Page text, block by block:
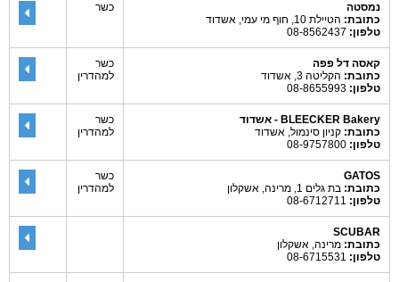
נמסטה
כתובת: הטיילת 10, חוף מי עמי, אשדוד
טלפון:
כשר
קאסה דל פפה
כתובת: הקליטה 3, אשדוד
טלפון:
כשר
למהדרין
BLEECKER Bakery - אשדוד
כתובת: קניון סינמול, אשדוד
טלפון:
כשר
למהדרין
GATOS
כתובת: בת גלים 1, מרינה, אשקלון
טלפון:
כשר
למהדרין
SCUBAR
כתובת: מרינה, אשקלון
טלפון: